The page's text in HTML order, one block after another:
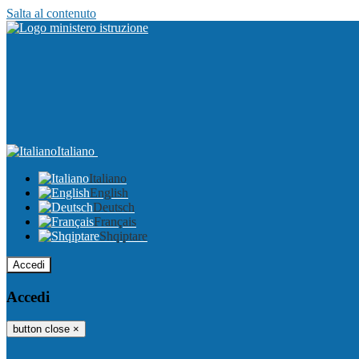
Salta al contenuto
Italiano
Italiano
English
Deutsch
Français
Shqiptare
Accedi
Accedi
button close ×